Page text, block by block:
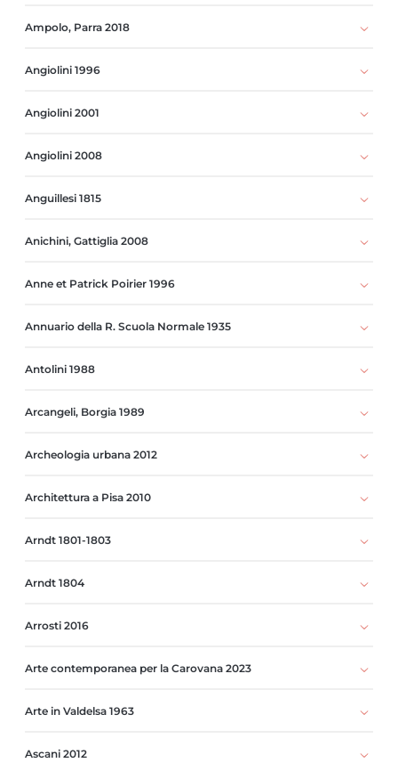
Ampolo, Parra 2018
Angiolini 1996
Angiolini 2001
Angiolini 2008
Anguillesi 1815
Anichini, Gattiglia 2008
Anne et Patrick Poirier 1996
Annuario della R. Scuola Normale 1935
Antolini 1988
Arcangeli, Borgia 1989
Archeologia urbana 2012
Architettura a Pisa 2010
Arndt 1801-1803
Arndt 1804
Arrosti 2016
Arte contemporanea per la Carovana 2023
Arte in Valdelsa 1963
Ascani 2012